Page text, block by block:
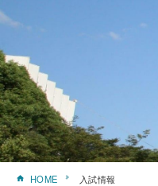
HOME 入試情報